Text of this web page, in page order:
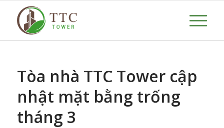
Tòa nhà TTC Tower cập
nhật mặt bằng trống
tháng 3